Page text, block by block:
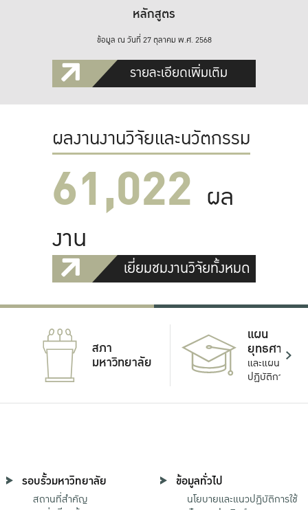
หลักสูตร
ข้อมูล ณ วันที่ 27 ตุลาคม พ.ศ. 2568
รายละเอียดเพิ่มเติม
ผลงานงานวิจัยและนวัตกรรม
61,022 ผล
งาน
เยี่ยมชมงานวิจัยทั้งหมด
สภา
มหาวิทยาลัย
แผน
ยุทธศาสตร์
และแผน
ปฏิบัติการ
รอบรั้วมหาวิทยาลัย
สถานที่สำคัญ
ข้อมูลทั่วไป
นโยบายและแนวปฏิบัติการใช้